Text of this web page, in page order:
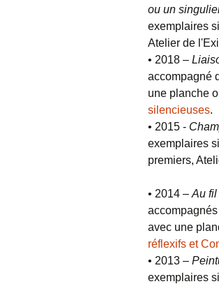
ou un
exemplaires
Atelier de
• 2018 –
accompagné
une planche
silencieuses.
• 2015 -
exemplaires
premiers,
• 2014 – Au
avec une
réflexifs et
• 2013 –
exemplaires